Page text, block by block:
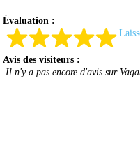
Évaluation :
Avis des visiteurs :
Il n'y a pas encore d'avis sur